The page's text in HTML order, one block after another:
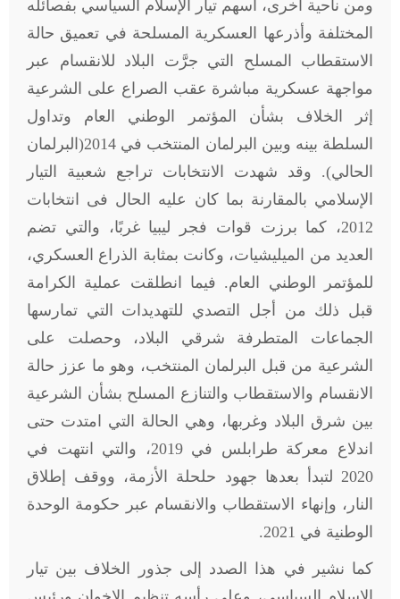
ومن ناحية أخرى، أسهم تيار الإسلام السياسي بفصائله
المختلفة وأذرعها العسكرية المسلحة في تعميق حالة
الاستقطاب المسلح التي جرَّت البلاد للانقسام عبر
مواجهة عسكرية مباشرة عقب الصراع على الشرعية
إثر الخلاف بشأن المؤتمر الوطني العام وتداول
السلطة بينه وبين البرلمان المنتخب في 2014(البرلمان
الحالي). وقد شهدت الانتخابات تراجع شعبية التيار
الإسلامي بالمقارنة بما كان عليه الحال فى انتخابات
2012، كما برزت قوات فجر ليبيا غربًا، والتي تضم
العديد من الميليشيات، وكانت بمثابة الذراع العسكري،
للمؤتمر الوطني العام. فيما انطلقت عملية الكرامة
قبل ذلك من أجل التصدي للتهديدات التي تمارسها
الجماعات المتطرفة شرقي البلاد، وحصلت على
الشرعية من قبل البرلمان المنتخب، وهو ما عزز حالة
الانقسام والاستقطاب والتنازع المسلح بشأن الشرعية
بين شرق البلاد وغربها، وهي الحالة التي امتدت حتى
اندلاع معركة طرابلس في 2019، والتي انتهت في
2020 لتبدأ بعدها جهود حلحلة الأزمة، ووقف إطلاق
النار، وإنهاء الاستقطاب والانقسام عبر حكومة الوحدة
الوطنية في 2021.
كما نشير في هذا الصدد إلى جذور الخلاف بين تيار